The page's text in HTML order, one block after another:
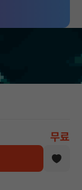
무료